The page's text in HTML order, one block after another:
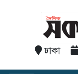
ঢাকা